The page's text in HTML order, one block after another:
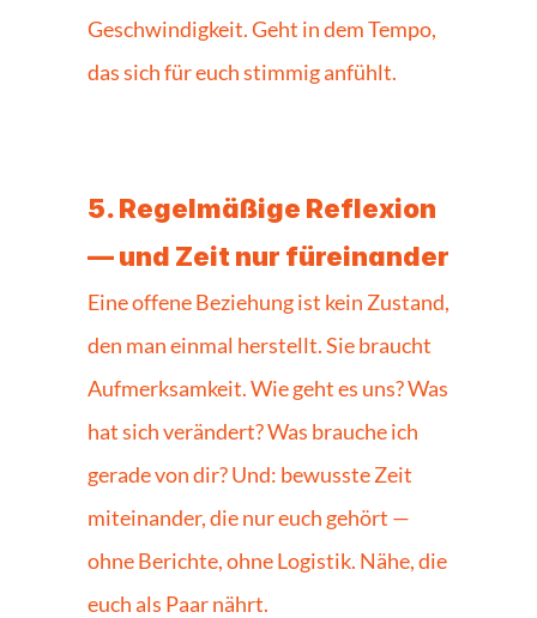
Geschwindigkeit. Geht in dem Tempo,
das sich für euch stimmig anfühlt.
5. Regelmäßige Reflexion
— und Zeit nur füreinander
Eine offene Beziehung ist kein Zustand,
den man einmal herstellt. Sie braucht
Aufmerksamkeit. Wie geht es uns? Was
hat sich verändert? Was brauche ich
gerade von dir? Und: bewusste Zeit
miteinander, die nur euch gehört —
ohne Berichte, ohne Logistik. Nähe, die
euch als Paar nährt.